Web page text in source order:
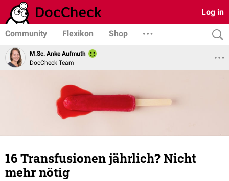
Log in
Community Flexikon Shop
M.Sc. Anke Aufmuth
DocCheck Team
16 Transfusionen jährlich? Nicht
mehr nötig